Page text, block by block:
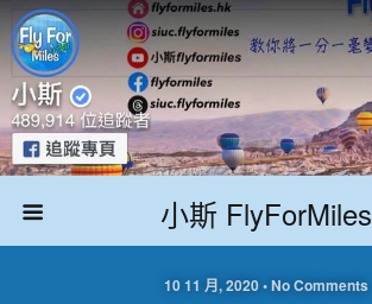
小斯 FlyForMiles
10 11 月, 2020 • No Comments